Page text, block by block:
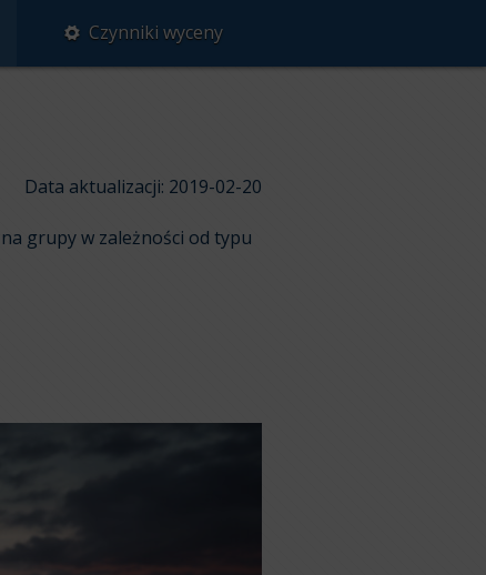
Czynniki wyceny
Data aktualizacji: 2019-02-20
grupy w zależności od typu